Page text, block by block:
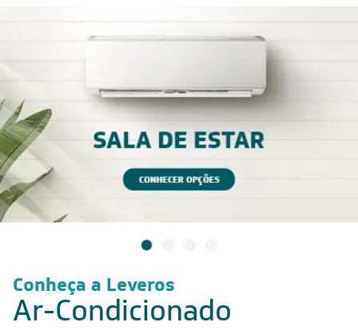
Conheça a Leveros
Ar-Condicionado